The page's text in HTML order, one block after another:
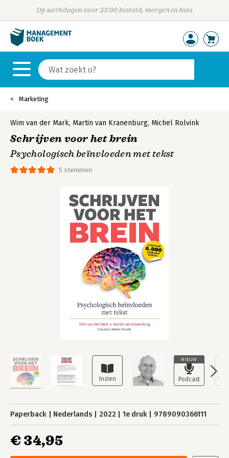
Op werkdagen voor 23:00 besteld, morgen in huis
Marketing
NIEUW
5 stemmen
Wim van der Mark, Martin van Kranenburg, Michel Rolvink
Schrijven voor het brein
Psychologisch beïnvloeden met tekst
Paperback Nederlands 2022 1e druk 9789090366111
€ 34,95